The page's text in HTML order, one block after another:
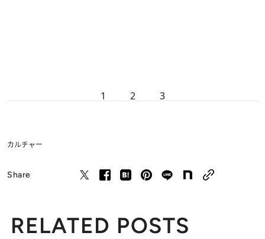
1 2 3
カルチャー
Share
RELATED POSTS